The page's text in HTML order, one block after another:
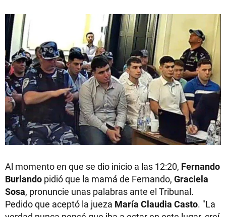
Al momento en que se dio inicio a las 12:20, Fernando
Burlando pidió que la mamá de Fernando, Graciela
Sosa, pronuncie unas palabras ante el Tribunal.
Pedido que aceptó la jueza María Claudia Casto. "La